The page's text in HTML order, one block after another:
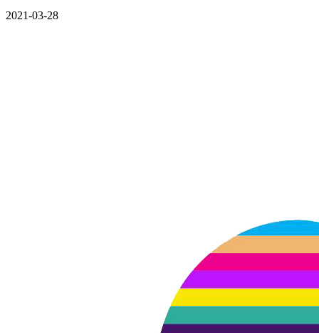
2021-03-28